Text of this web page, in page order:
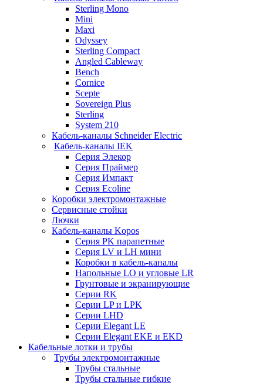
Sterling Mono
Mini
Maxi
Odyssey
Sterling Compact
Angled Cableway
Bench
Cornice
Scepte
Sovereign Plus
Sterling
System 210
Кабель-каналы Schneider Electric
Кабель-каналы IEK
Серия Элекор
Серия Праймер
Серия Импакт
Серия Ecoline
Коробки электромонтажные
Сервисные стойки
Лючки
Кабель-каналы Kopos
Серия PK парапетные
Серия LV и LH мини
Коробки в кабель-каналы
Напольные LO и угловые LR
Грунтовые и экранирующие
Серии RK
Серии LP и LPK
Серии LHD
Серии Elegant LE
Серии Elegant EKE и EKD
Кабельные лотки и трубы
Трубы электромонтажные
Трубы стальные
Трубы стальные гибкие